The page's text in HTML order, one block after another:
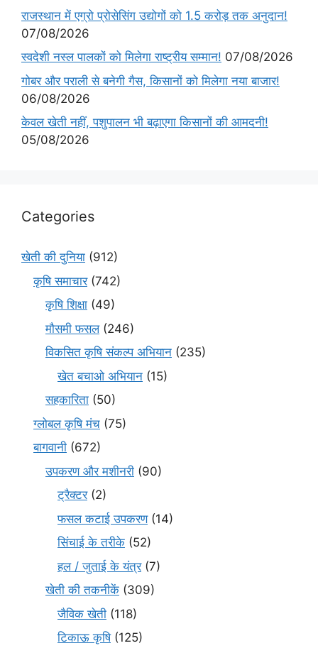
राजस्थान में एग्रो प्रोसेसिंग उद्योगों को 1.5 करोड़ तक अनुदान!
07/08/2026
स्वदेशी नस्ल पालकों को मिलेगा राष्ट्रीय सम्मान! 07/08/2026
गोबर और पराली से बनेगी गैस, किसानों को मिलेगा नया बाजार!
06/08/2026
केवल खेती नहीं, पशुपालन भी बढ़ाएगा किसानों की आमदनी!
05/08/2026
Categories
खेती की दुनिया (912)
कृषि समाचार(742)
कृषि शिक्षा (49)
मौसमी फसल(246)
विकसित कृषि संकल्प अभियान (235)
खेत बचाओ अभियान (15)
सहकारिता (50)
ग्लोबल कृषि मंच (75)
बागवानी (672)
उपकरण और मशीनरी (90)
ट्रैक्टर(2)
फसल कटाई उपकरण(14)
सिंचाई के तरीके (52)
हल / जुताई के यंत्र(7)
खेती की तकनीकें (309)
जैविक खेती (118)
टिकाऊ कृषि(125)